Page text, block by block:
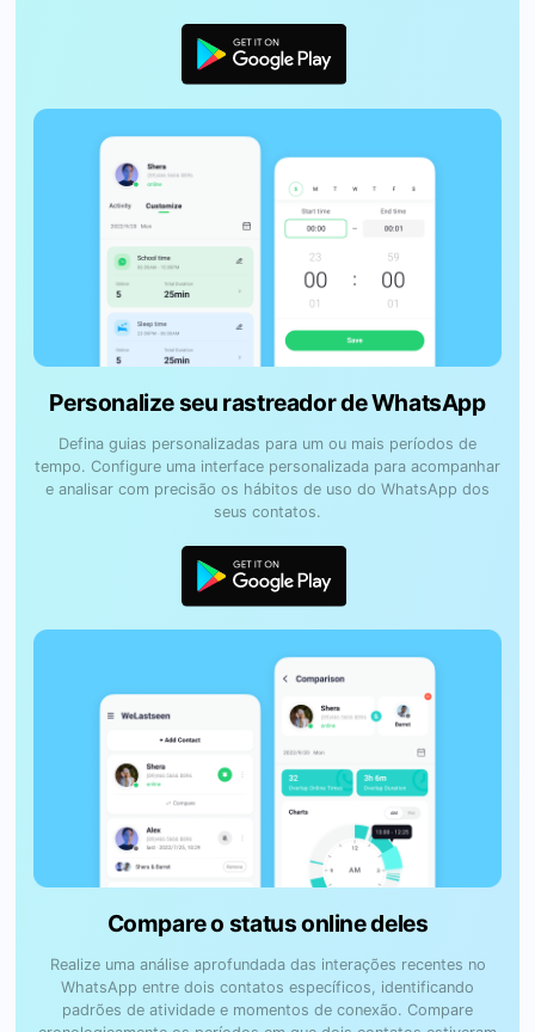
Personalize seu rastreador de WhatsApp
Defina guias personalizadas para um ou mais períodos de
tempo. Configure uma interface personalizada para acompanhar
e analisar com precisão os hábitos de uso do WhatsApp dos
seus contatos.
Compare o status online deles
Realize uma análise aprofundada das interações recentes no
WhatsApp entre dois contatos específicos, identificando
padrões de atividade e momentos de conexão. Compare